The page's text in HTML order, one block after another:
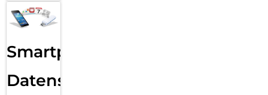
Smartphone
Datensicherung